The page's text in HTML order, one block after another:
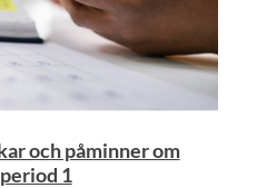
och påminner om
1